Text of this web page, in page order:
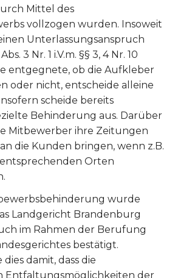
Mittel des
vollzogen wurden. Insoweit
Unterlassungsanspruch
3 Nr. 1 i.V.m. §§ 3, 4 Nr. 10
entgegnete, ob die Aufkleber
oder nicht, entscheide alleine
scheide bereits
Behinderung aus. Darüber
Mitbewerber ihre Zeitungen
die Kunden bringen, wenn z.B.
Orten
wurde
Landgericht Brandenburg
im Rahmen der Berufung
bestätigt.
damit, dass die
Entfaltungsmöglichkeiten der